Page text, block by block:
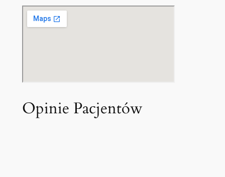
Opinie Pacjentów